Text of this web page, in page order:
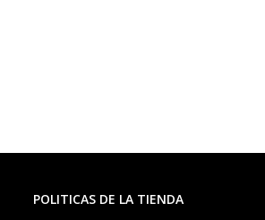
POLITICAS DE LA TIENDA